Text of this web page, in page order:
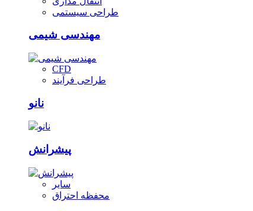
طراحی سیستمی
مهندسی شیمی
CFD
طراحی فرآیند
نانو
پیشرانش
سایر
محفظه احتراق